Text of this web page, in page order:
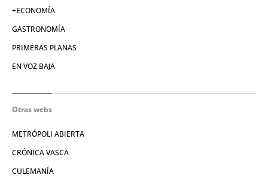
+ECONOMÍA
GASTRONOMÍA
PRIMERAS PLANAS
EN VOZ BAJA
Otras webs
METRÓPOLI ABIERTA
CRÓNICA VASCA
CULEMANÍA